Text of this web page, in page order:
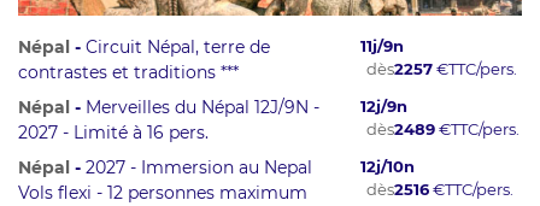
Népal - Circuit Népal, terre de
contrastes et traditions ***
11j/9n
dès2257€TTC/pers.
Népal - Merveilles du Népal 12J/9N -
2027 - Limité à 16 pers.
12j/9n
dès2489€TTC/pers.
Népal - 2027 - Immersion au Nepal
Vols flexi - 12 personnes maximum
12j/10n
dès2516€TTC/pers.